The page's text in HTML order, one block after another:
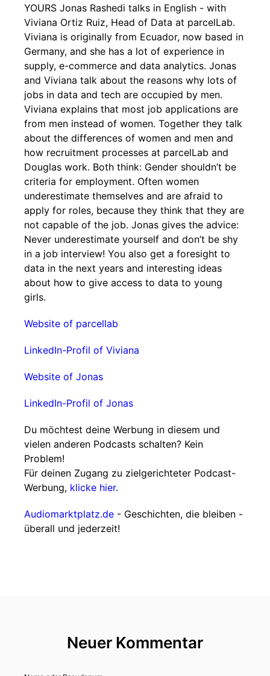
YOURS Jonas Rashedi talks in English - with
Viviana Ortiz Ruiz, Head of Data at parcelLab.
Viviana is originally from Ecuador, now based in
Germany, and she has a lot of experience in
supply, e-commerce and data analytics. Jonas
and Viviana talk about the reasons why lots of
jobs in data and tech are occupied by men.
Viviana explains that most job applications are
from men instead of women. Together they talk
about the differences of women and men and
how recruitment processes at parcelLab and
Douglas work. Both think: Gender shouldn’t be
criteria for employment. Often women
underestimate themselves and are afraid to
apply for roles, because they think that they are
not capable of the job. Jonas gives the advice:
Never underestimate yourself and don’t be shy
in a job interview! You also get a foresight to
data in the next years and interesting ideas
about how to give access to data to young
girls.
Website of parcellab
LinkedIn-Profil of Viviana
Website of Jonas
LinkedIn-Profil of Jonas
Du möchtest deine Werbung in diesem und
vielen anderen Podcasts schalten? Kein
Problem!
Für deinen Zugang zu zielgerichteter Podcast-
Werbung, klicke hier.
Audiomarktplatz.de - Geschichten, die bleiben -
überall und jederzeit!
Neuer Kommentar